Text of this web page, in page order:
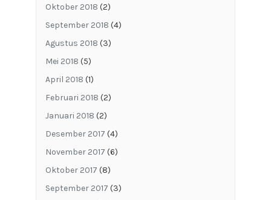
Oktober 2018 (2)
September 2018 (4)
Agustus 2018 (3)
Mei 2018 (5)
April 2018 (1)
Februari 2018 (2)
Januari 2018 (2)
Desember 2017 (4)
November 2017 (6)
Oktober 2017 (8)
September 2017 (3)